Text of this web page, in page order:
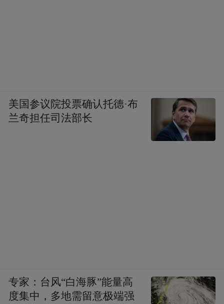
美国参议院投票确认托德·布
兰奇担任司法部长
专家：台风“白海豚”能量高
度集中，多地需留意极端强